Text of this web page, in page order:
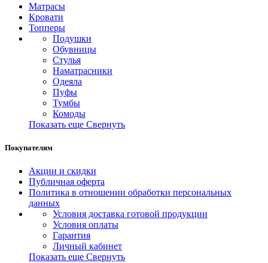
Матрасы
Кровати
Топперы
Подушки
Обувницы
Стулья
Наматрасники
Одеяла
Пуфы
Тумбы
Комоды
Показать еще Свернуть
Покупателям
Акции и скидки
Публичная оферта
Политика в отношении обработки персональных
данных
Условия доставка готовой продукции
Условия оплаты
Гарантия
Личный кабинет
Показать еще Свернуть